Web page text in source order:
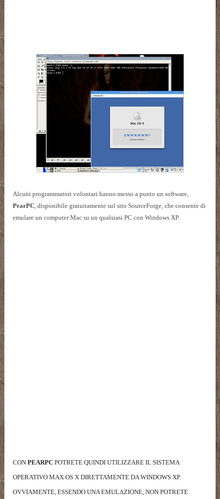
Alcuni programmatori volontari hanno messo a punto un software,
PearPC, disponibile gratuitamente sul sito SourceForge, che consente di
emulare un computer Mac su un qualsiasi PC con Windows XP.
CONPEARPC POTRETE QUINDI UTILIZZARE IL SISTEMA
OPERATIVO MAX OS X DIRETTAMENTE DA WINDOWS XP.
OVVIAMENTE, ESSENDO UNA EMULAZIONE, NON POTRETE